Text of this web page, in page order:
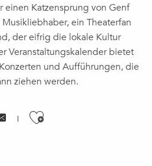
einen Katzensprung von Genf
ein Theaterfan
der eifrig die lokale Kultur
Veranstaltungskalender bietet
und Aufführungen, die
ziehen werden.
Ajouter aux